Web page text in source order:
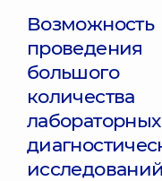
Возможность
проведения
большого
количества
лабораторных
исследований